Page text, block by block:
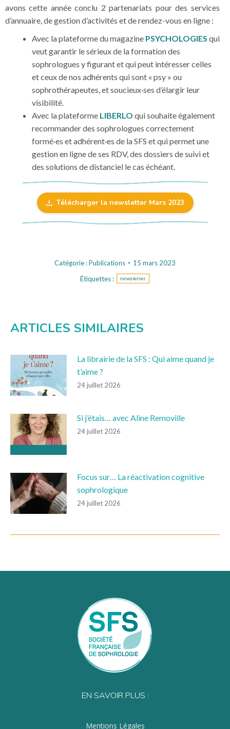
avons cette année conclu 2 partenariats pour des services
d’annuaire, de gestion d’activités et de rendez-vous en ligne :
Avec la plateforme du magazine PSYCHOLOGIES qui
veut garantir le sérieux de la formation des
sophrologues y figurant et qui peut intéresser celles
et ceux de nos adhérents qui sont « psy » ou
sophrothérapeutes, et soucieux·ses d’élargir leur
visibilité.
Avec la plateforme LIBERLO qui souhaite également
recommander des sophrologues correctement
formé·es et adhérent·es de la SFS et qui permet une
gestion en ligne de ses RDV, des dossiers de suivi et
des solutions de distanciel le cas échéant.
Télécharger la newsletter Mars 2023
Catégorie :Publications
15 mars 2023
Étiquettes :
newsletter
ARTICLES SIMILAIRES
La librairie de la SFS : Qui aime quand je
t’aime ?
24 juillet 2026
Si j’étais… avec Aline Removille
24 juillet 2026
Focus sur… La réactivation cognitive
sophrologique
24 juillet 2026
EN SAVOIR PLUS :
Mentions Légales